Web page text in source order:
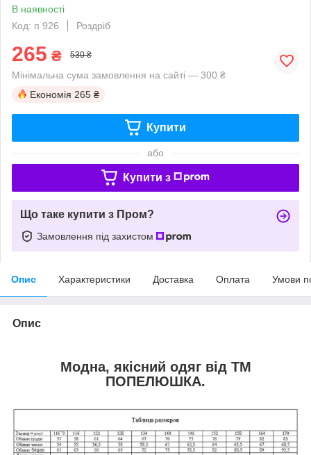
В наявності
Код: п 926
Роздріб
265 ₴ 530 ₴
Мінімальна сума замовлення на сайті — 300 ₴
Економія 265 ₴
Купити
або
Купити з
Що таке купити з Пром?
Замовлення під захистом
Опис Характеристики Доставка Оплата Умови
Опис
Модна, якісний одяг від ТМ
ПОПЕЛЮШКА.